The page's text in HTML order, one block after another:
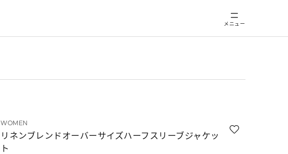
メニュー
WOMEN
リネンブレンドオーバーサイズハーフスリーブジャケッ
ト